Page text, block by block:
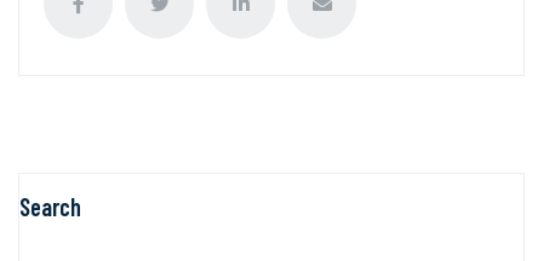
Search